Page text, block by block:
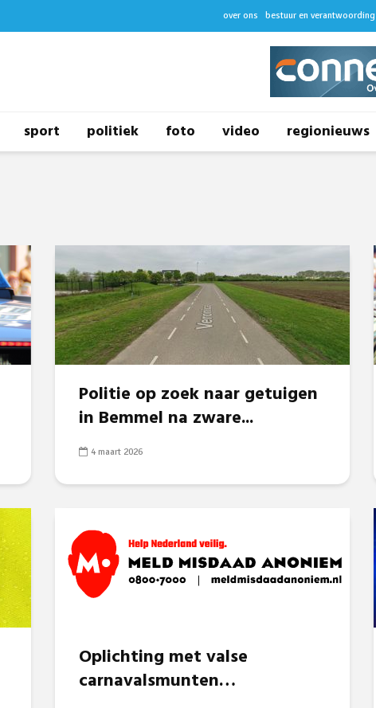
over ons bestuur en verantwoording
sport politiek foto video regionieuws
Politie op zoek naar getuigen
in Bemmel na zware...
4 maart 2026
Oplichting met valse
carnavalsmunten…